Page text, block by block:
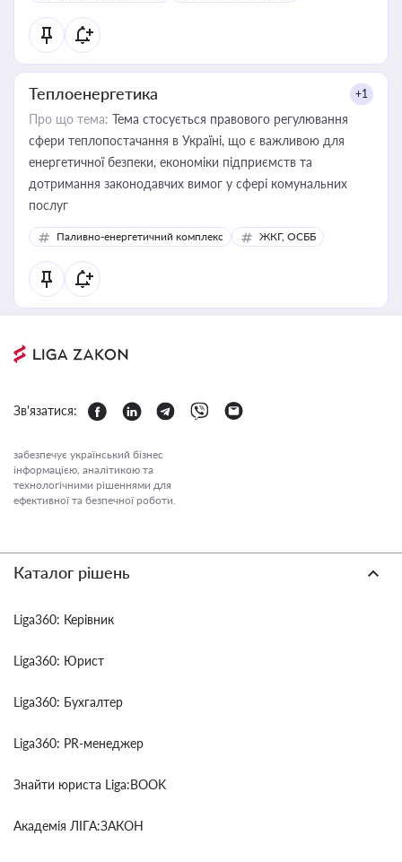
Теплоенергетика +1
Про що тема: Тема стосується правового регулювання
сфери теплопостачання в Україні, що є важливою для
енергетичної безпеки, економіки підприємств та
дотримання законодавчих вимог у сфері комунальних
послуг
Паливно-енергетичний комплекс ЖКГ, ОСББ
Зв'язатися:
забезпечує український бізнес
інформацією, аналітикою та
технологічними рішеннями для
ефективної та безпечної роботи.
Каталог рішень
Liga360: Керівник
Liga360: Юрист
Liga360: Бухгалтер
Liga360: PR-менеджер
Знайти юриста Liga:BOOK
Академія ЛІГА:ЗАКОН